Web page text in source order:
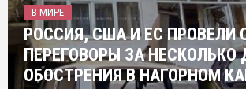
В МИРЕ
РОССИЯ, США И ЕС ПРОВЕЛИ
ПЕРЕГОВОРЫ ЗА НЕСКОЛЬКО
ОБОСТРЕНИЯ В НАГОРНОМ